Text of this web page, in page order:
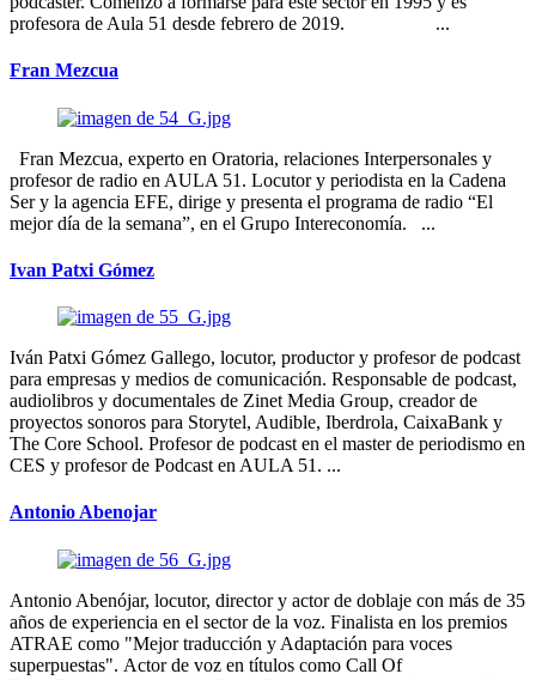
profesora de Aula 51 desde febrero de 2019. ...
Fran Mezcua
Fran Mezcua, experto en Oratoria, relaciones Interpersonales y
profesor de radio en AULA 51. Locutor y periodista en la Cadena
Ser y la agencia EFE, dirige y presenta el programa de radio “El
mejor día de la semana”, en el Grupo Intereconomía. ...
Ivan Patxi Gómez
Iván Patxi Gómez Gallego, locutor, productor y profesor de podcast
para empresas y medios de comunicación. Responsable de podcast,
audiolibros y documentales de Zinet Media Group, creador de
proyectos sonoros para Storytel, Audible, Iberdrola, CaixaBank y
The Core School. Profesor de podcast en el master de periodismo en
CES y profesor de Podcast en AULA 51. ...
Antonio Abenojar
Antonio Abenójar, locutor, director y actor de doblaje con más de 35
años de experiencia en el sector de la voz. Finalista en los premios
ATRAE como "Mejor traducción y Adaptación para voces
superpuestas". Actor de voz en títulos como Call Of